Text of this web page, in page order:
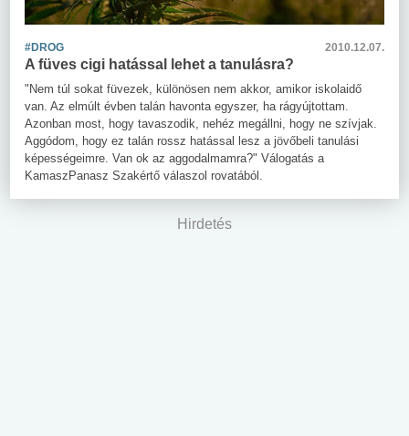
#DROG 2010.12.07.
A füves cigi hatással lehet a tanulásra?
"Nem túl sokat füvezek, különösen nem akkor, amikor iskolaidő
van. Az elmúlt évben talán havonta egyszer, ha rágyújtottam.
Azonban most, hogy tavaszodik, nehéz megállni, hogy ne szívjak.
Aggódom, hogy ez talán rossz hatással lesz a jövőbeli tanulási
képességeimre. Van ok az aggodalmamra?" Válogatás a
KamaszPanasz Szakértő válaszol rovatából.
Hirdetés